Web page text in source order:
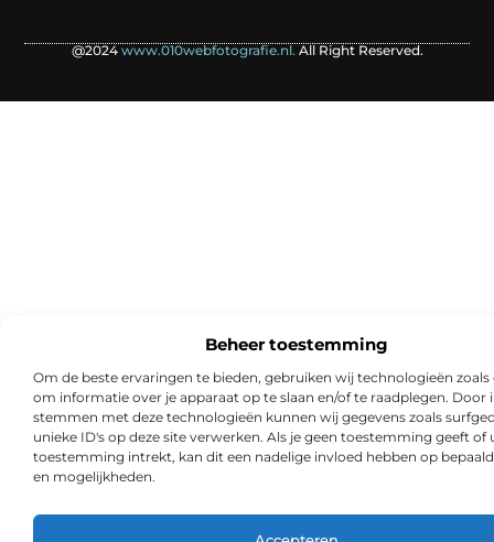
Beheer toestemming
Om de beste ervaringen te bieden, gebruiken wij technologieën zoals
om informatie over je apparaat op te slaan en/of te raadplegen. Door
stemmen met deze technologieën kunnen wij gegevens zoals
unieke ID's op deze site verwerken. Als je geen toestemming geeft of
toestemming intrekt, kan dit een nadelige invloed hebben op
en mogelijkheden.
@2024 www.010webfotografie.nl. All Right Reserved.